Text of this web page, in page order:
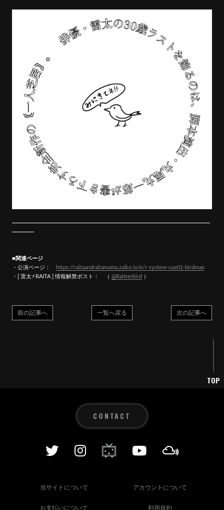
■関連ページ
・公演ページ：
https://raitaandraitamama.zaiko.io/e/r-system-cue01-birdman
・[ 雷太⚡︎RAITA ] 情報解禁ポスト： （ @Raitterbird ）
次の記事へ
一覧へ戻る
前の記事へ
TOP
CONTACT
当サイトについて アカウントについて
お支払いについて 利用規約